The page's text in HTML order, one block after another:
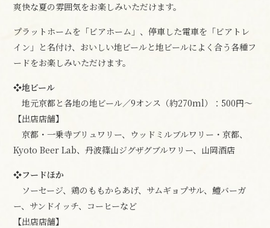
爽快な夏の雰囲気をお楽しみいただけます。
プラットホームを「ビアホーム」、停車した電車を「ビアトレ
イン」と名付け、おいしい地ビールと地ビールによく合う各種フ
ードをお楽しみいただけます。
❖地ビール
地元京都と各地の地ビール／9オンス（約270ml）：500円～
【出店店舗】
京都・一乗寺ブリュワリー、ウッドミルブルワリー・京都、
Kyoto Beer Lab、丹波篠山ジグザグブルワリー、山岡酒店
❖フードほか
ソーセージ、鶏のももからあげ、サムギョプサル、鱧バーガ
ー、サンドイッチ、コーヒーなど
【出店店舗】